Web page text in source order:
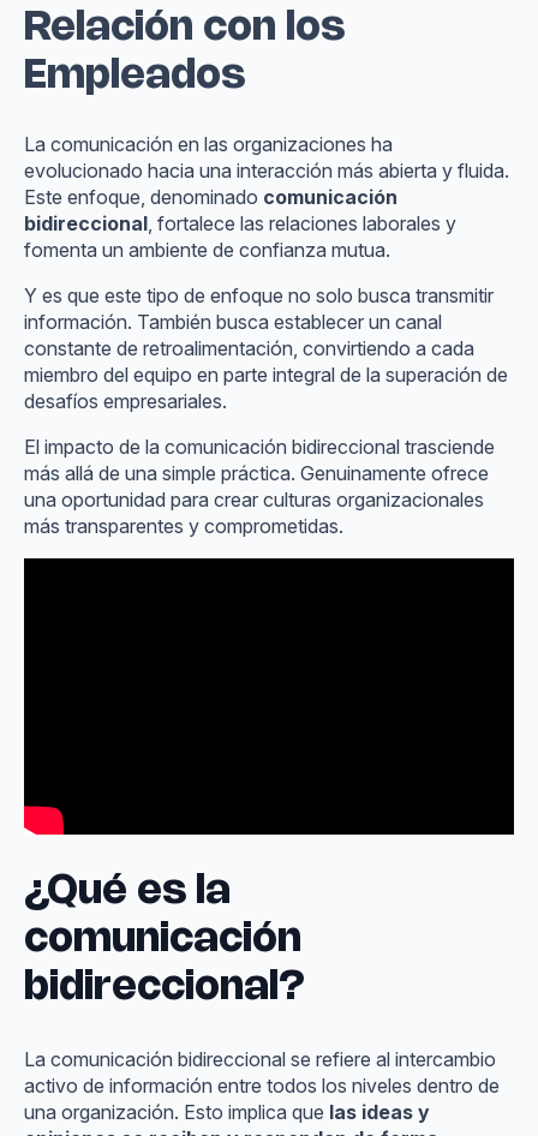
Relación con los
Empleados
La comunicación en las organizaciones ha
evolucionado hacia una interacción más abierta y fluida.
Este enfoque, denominado comunicación
bidireccional , fortalece las relaciones laborales y
fomenta un ambiente de confianza mutua.
Y es que este tipo de enfoque no solo busca transmitir
información. También busca establecer un canal
constante de retroalimentación, convirtiendo a cada
miembro del equipo en parte integral de la superación de
desafíos empresariales.
El impacto de la comunicación bidireccional trasciende
más allá de una simple práctica. Genuinamente ofrece
una oportunidad para crear culturas organizacionales
más transparentes y comprometidas.
¿Qué es la
comunicación
bidireccional?
La comunicación bidireccional se refiere al intercambio
activo de información entre todos los niveles dentro de
una organización. Esto implica que las ideas y